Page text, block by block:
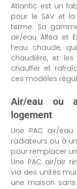
Atlantic est un
pour le SAV et
terme. Sa
air/eau Alféa et
l’eau chaude,
chaudière, et les
chauffer et
ces modèles
Air/eau ou
logement
Une PAC air/
radiateurs ou à
pour remplacer
Une PAC air/air
via des unités
une maison